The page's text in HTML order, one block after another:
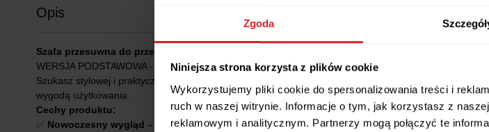
Zgoda
Niniejsza strona korzysta z plików cookie
Wykorzystujemy pliki cookie do spersonalizowania treści i
ruch w naszej witrynie. Informacje o tym, jak korzystasz z
reklamowym i analitycznym. Partnerzy mogą połączyć te
Opis
Szafa przesuwna do przedpokoju 183 cm Luna I – Nowoczesna i Funkcjonalna
WERSJA PODSTAWOWA - BEZ SZUFLAD
Szukasz stylowej i praktycznej szafy do swojej sypialni, przedpokoju lub garderoby?
wygodą użytkowania.
Cechy produktu:
✅ Nowoczesny wygląd – minimalistyczna konstrukcja pasująca do różnych aranżacji wnętrz